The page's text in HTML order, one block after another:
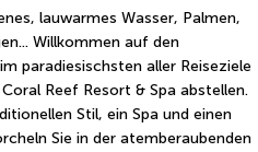
lauwarmes Wasser, Palmen,
Willkommen auf den
paradiesischsten aller Reiseziele
Reef Resort & Spa abstellen.
Stil, ein Spa und einen
Sie in der atemberaubenden